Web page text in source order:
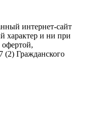
интернет-сайт
характер и ни при
офертой,
(2) Гражданского